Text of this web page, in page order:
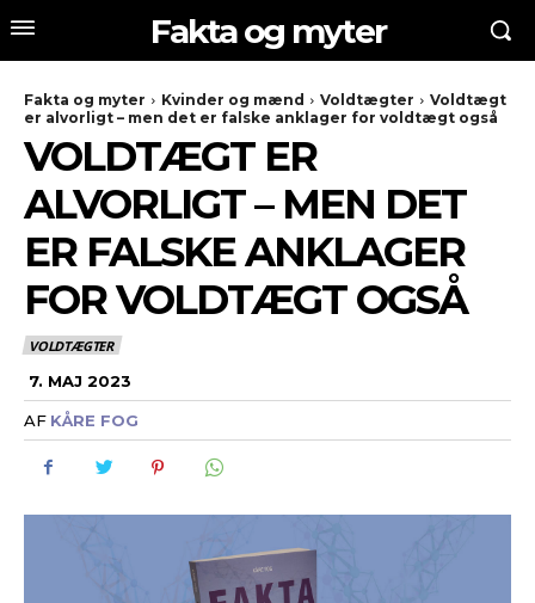
Fakta og myter
Fakta og myter Kvinder og mænd Voldtægter
Voldtægt
er alvorligt – men det er falske anklager for voldtægt også
VOLDTÆGT ER
ALVORLIGT – MEN DET
ER FALSKE ANKLAGER
FOR VOLDTÆGT OGSÅ
VOLDTÆGTER
7. MAJ 2023
AF KÅRE FOG